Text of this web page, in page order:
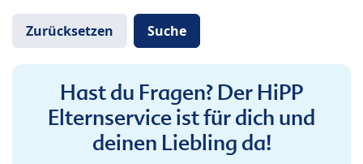
Hast du Fragen? Der HiPP
Elternservice ist für dich und
deinen Liebling da!